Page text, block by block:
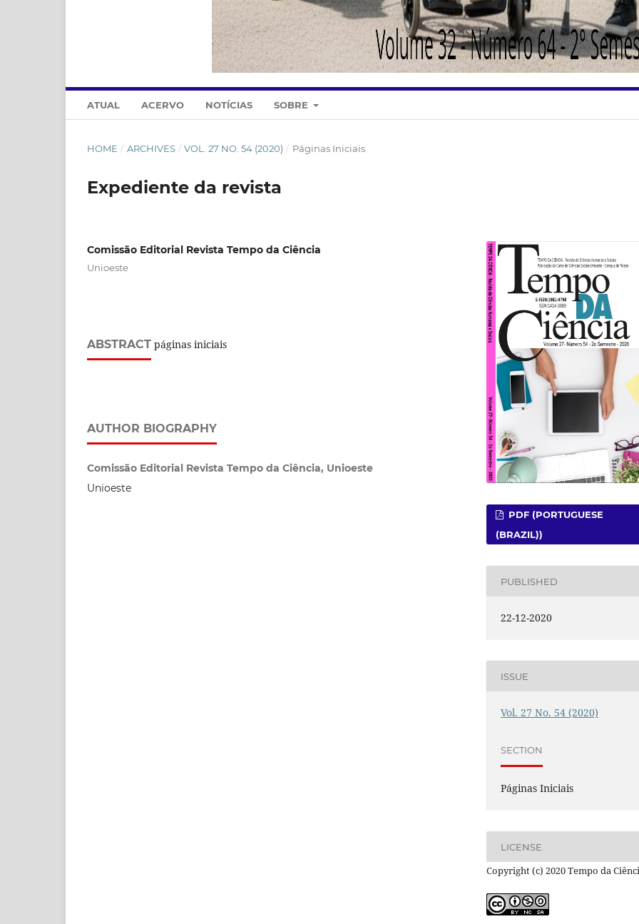
ATUAL ACERVO NOTÍCIAS SOBRE
HOME / ARCHIVES / VOL. 27 NO. 54 (2020) / Páginas Iniciais
Expediente da revista
Comissão Editorial Revista Tempo da Ciência
Unioeste
ABSTRACT páginas iniciais
AUTHOR BIOGRAPHY
Comissão Editorial Revista Tempo da Ciência, Unioeste
Unioeste
PDF (PORTUGUESE
(BRAZIL))
PUBLISHED
22-12-2020
ISSUE
Vol. 27 No. 54 (2020)
SECTION
Páginas Iniciais
LICENSE
Copyright (c) 2020 Tempo da